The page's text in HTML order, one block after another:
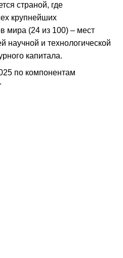
страной, где
крупнейших
мира (24 из 100) – мест
научной и технологической
капитала.
по компонентам